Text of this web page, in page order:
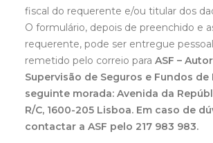
fiscal do requerente e/ou titular dos
O formulário, depois de preenchido e
requerente, pode ser entregue
remetido pelo correio para ASF –
Supervisão de Seguros e Fundos
seguinte morada: Avenida da
R/C, 1600-205 Lisboa. Em caso de
contactar a ASF pelo 217 983 983.